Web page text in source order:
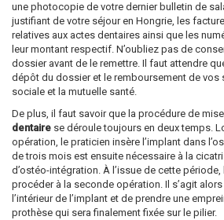
une photocopie de votre dernier bulletin de
justifiant de votre séjour en Hongrie, les
relatives aux actes dentaires ainsi que les
leur montant respectif. N’oubliez pas de
dossier avant de le remettre. Il faut attendre
dépôt du dossier et le remboursement de vos
sociale et la mutuelle santé.
De plus, il faut savoir que la procédure de mise
dentaire se déroule toujours en deux temps.
opération, le praticien insère l’implant dans
de trois mois est ensuite nécessaire à la
d’ostéo-intégration. À l’issue de cette
procéder à la seconde opération. Il s’agit
l’intérieur de l’implant et de prendre une
prothèse qui sera finalement fixée sur le pilier.